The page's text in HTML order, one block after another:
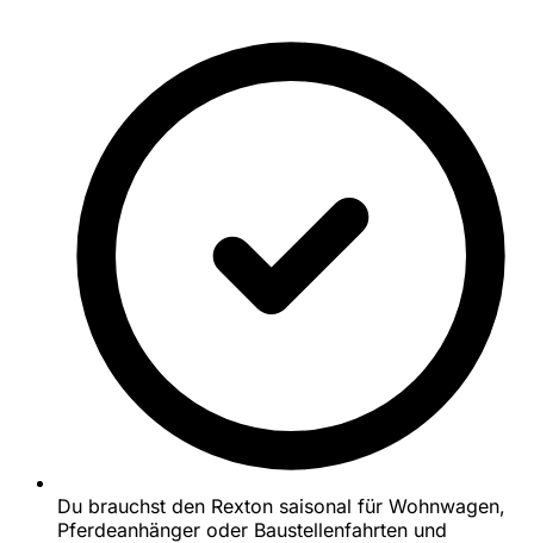
Du brauchst den Rexton saisonal für Wohnwagen,
Pferdeanhänger oder Baustellenfahrten und